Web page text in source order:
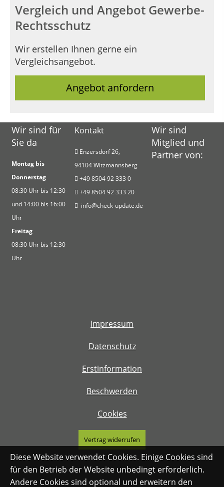
Vergleich und Angebot Gewerbe-
Rechtsschutz
Wir erstellen Ihnen gerne ein
Vergleichsangebot.
Angebot anfordern
Wir sind für
Sie da
Montag bis
Donnerstag
08:30 Uhr bis 12:30
und 14:00 bis 16:00
Uhr
Freitag
08:30 Uhr bis 12:30
Uhr
Kontakt
Enzersdorf 26,
94104 Witzmannsberg
+49 8504 92 333 0
+49 8504 92 333 20
info@check-update.de
Wir sind
Mitglied und
Partner von:
Impressum
Datenschutz
Erstinformation
Beschwerden
Cookies
Vertrag widerrufen
Diese Website verwendet Cookies. Einige Cookies sind
für den Betrieb der Website unbedingt erforderlich.
Andere Cookies sind optional und erweitern den